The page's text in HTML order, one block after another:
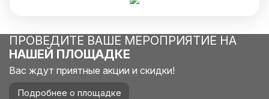
ПРОВЕДИТЕ ВАШЕ МЕРОПРИЯТИЕ НА
НАШЕЙ ПЛОЩАДКЕ
Вас ждут приятные акции и скидки!
Подробнее о площадке